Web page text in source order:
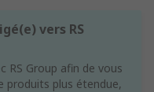
vers RS
RS Group afin de vous
produits plus étendue,